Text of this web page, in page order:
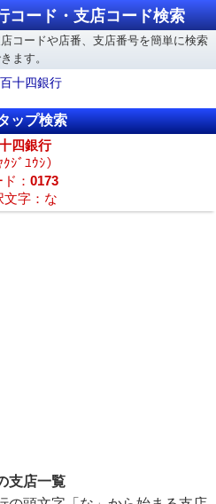
コード・支店コード検索
コードや店番、支店番号を簡単に検索
ます。
百十四銀行
ップ検索
四銀行
ｸｼﾞﾕｳｼ）
： 0173
文字：な
支店一覧